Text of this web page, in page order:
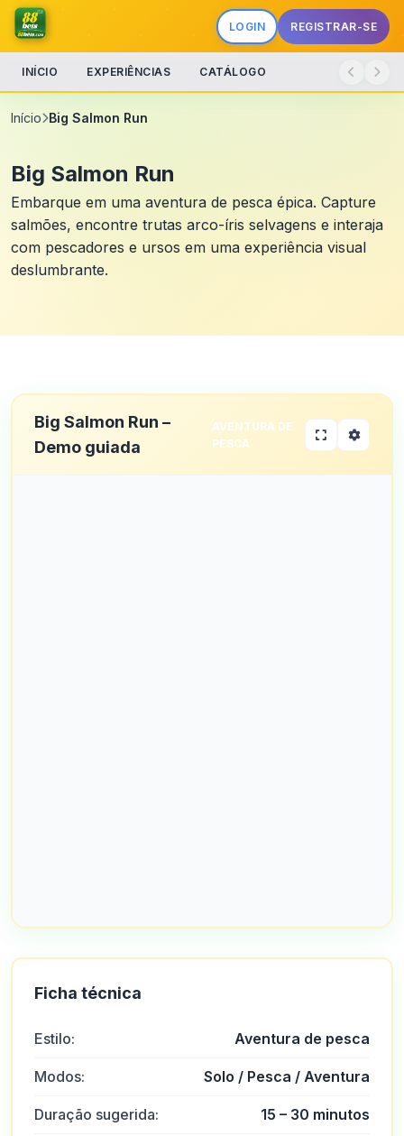
LOGIN REGISTRAR-SE
INÍCIO EXPERIÊNCIAS CATÁLOGO
Início Big Salmon Run
Big Salmon Run
Embarque em uma aventura de pesca épica. Capture
salmões, encontre trutas arco-íris selvagens e interaja
com pescadores e ursos em uma experiência visual
deslumbrante.
Big Salmon Run –
Demo guiada
AVENTURA DE
PESCA
Ficha técnica
Estilo: Aventura de pesca
Modos: Solo / Pesca / Aventura
Duração sugerida: 15 – 30 minutos